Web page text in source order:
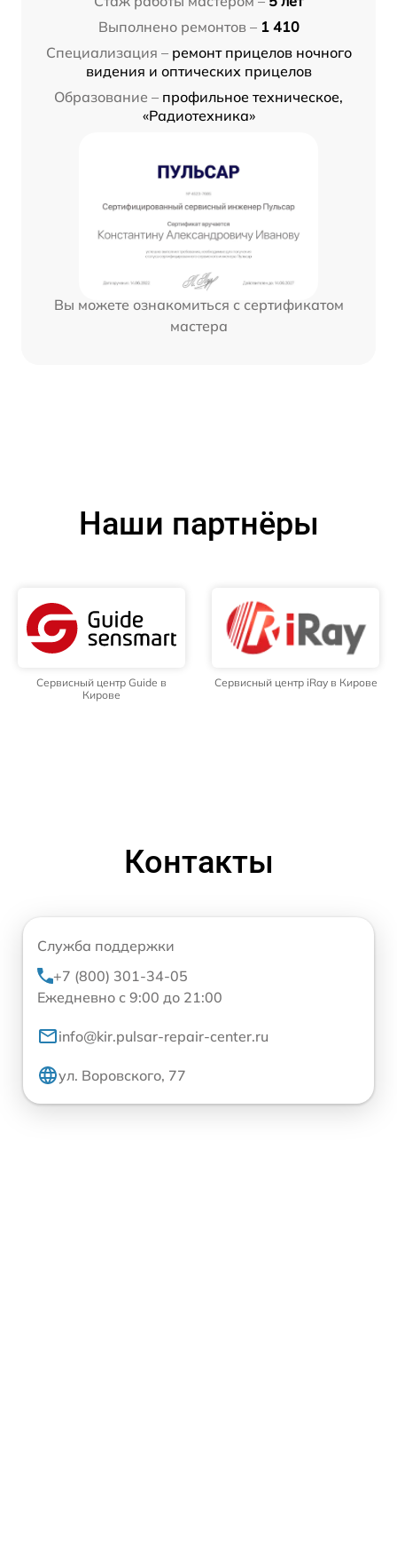
Выполнено ремонтов – 1 410
Специализация – ремонт прицелов ночного
видения и оптических прицелов
Образование – профильное техническое,
«Радиотехника»
Вы можете ознакомиться с сертификатом
мастера
Наши партнёры
Сервисный центр Guide в
Кирове
Сервисный центр iRay в Кирове
Контакты
Служба поддержки
+7 (800) 301-34-05
Ежедневно с 9:00 до 21:00
info@kir.pulsar-repair-center.ru
ул. Воровского, 77